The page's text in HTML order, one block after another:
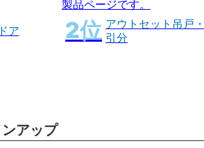
ア
アウトセット吊戸・
引分
アップ